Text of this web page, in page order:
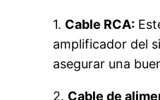
1. Cable RCA:
amplificador del
asegurar una
2. Cable de